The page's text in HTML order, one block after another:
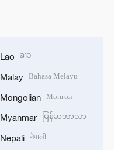
Lao ລາວ
Malay Bahasa Melayu
Mongolian Монгол
Myanmar မြန်မာဘာသာ
Nepali नेपाली